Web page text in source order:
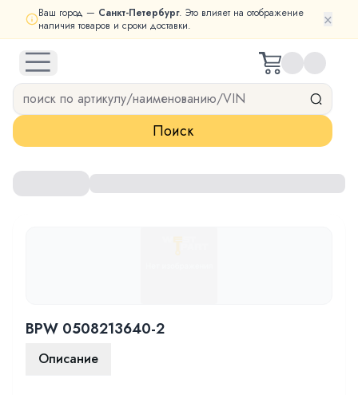
Ваш город — Санкт-Петербург. Это влияет на отображение
наличия товаров и сроки доставки.
×
open navigation menu
Поиск
BPW 0508213640-2
Описание